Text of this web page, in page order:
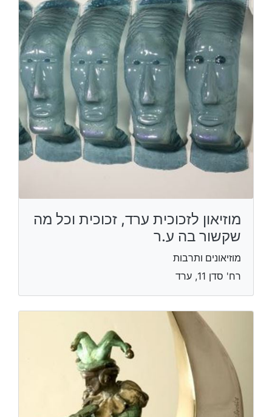
מוזיאון לזכוכית ערד, זכוכית וכל מה
שקשור בה ע.ר
מוזיאונים ותרבות
רח' סדן 11, ערד